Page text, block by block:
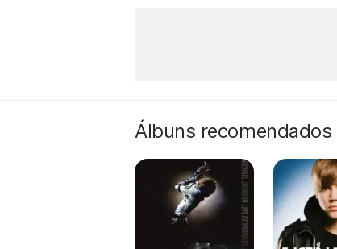
Álbuns recomendados